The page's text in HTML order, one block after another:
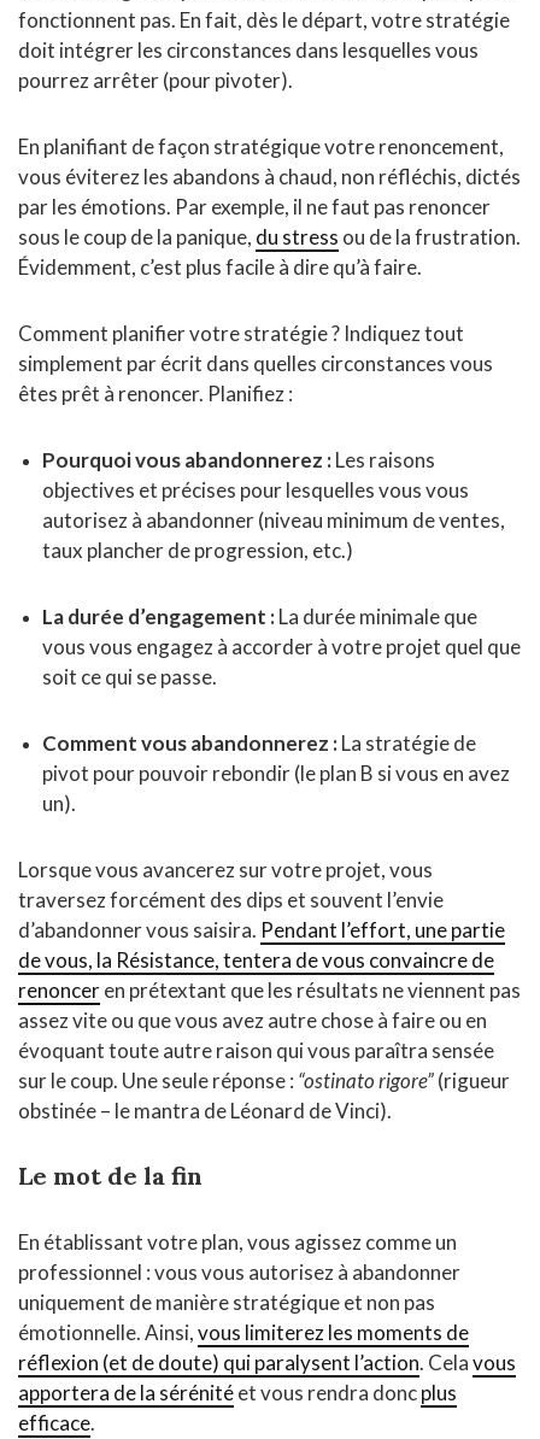
fonctionnent pas. En fait, dès le départ, votre stratégie
doit intégrer les circonstances dans lesquelles vous
pourrez arrêter (pour pivoter).
En planifiant de façon stratégique votre renoncement,
vous éviterez les abandons à chaud, non réfléchis, dictés
par les émotions. Par exemple, il ne faut pas renoncer
sous le coup de la panique, du stress ou de la frustration.
Évidemment, c’est plus facile à dire qu’à faire.
Comment planifier votre stratégie ? Indiquez tout
simplement par écrit dans quelles circonstances vous
êtes prêt à renoncer. Planifiez :
Pourquoi vous abandonnerez :Les raisons
objectives et précises pour lesquelles vous vous
autorisez à abandonner (niveau minimum de ventes,
taux plancher de progression, etc.)
La durée d’engagement :La durée minimale que
vous vous engagez à accorder à votre projet quel que
soit ce qui se passe.
Comment vous abandonnerez :La stratégie de
pivot pour pouvoir rebondir (le plan B si vous en avez
un).
Lorsque vous avancerez sur votre projet, vous
traversez forcément des dips et souvent l’envie
d’abandonner vous saisira. Pendant l’effort, une partie
de vous, la Résistance, tentera de vous convaincre de
renonceren prétextant que les résultats ne viennent pas
assez vite ou que vous avez autre chose à faire ou en
évoquant toute autre raison qui vous paraîtra sensée
sur le coup. Une seule réponse : “ostinato rigore”(rigueur
obstinée – le mantra de Léonard de Vinci).
Le mot de la fin
En établissant votre plan, vous agissez comme un
professionnel : vous vous autorisez à abandonner
uniquement de manière stratégique et non pas
émotionnelle. Ainsi,vous limiterez les moments de
réflexion (et de doute) qui paralysent l’action. Celavous
apportera de la sérénitéet vous rendra doncplus
efficace.